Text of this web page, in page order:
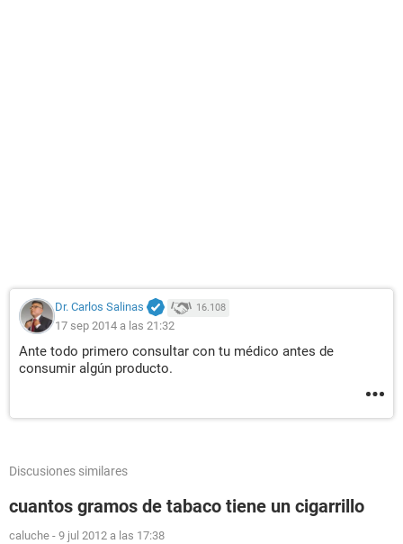
Dr. Carlos Salinas 16.108
17 sep 2014 a las 21:32
Ante todo primero consultar con tu médico antes de
consumir algún producto.
Discusiones similares
cuantos gramos de tabaco tiene un cigarrillo
caluche - 9 jul 2012 a las 17:38